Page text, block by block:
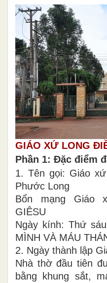
GIÁO XỨ LONG
Phần 1: Đặc điểm
1. Tên gọi: Giáo
Phước Long
Bổn mạng Giáo
GIÊSU
Ngày kính: Thứ
MÌNH VÀ MÁU
2. Ngày thành lập
Nhà thờ đầu tiên
bằng khung sắt,